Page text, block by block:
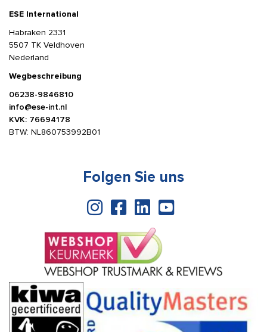
ESE International
Habraken 2331
5507 TK Veldhoven
Nederland
Wegbeschreibung
06238-9846810
info@ese-int.nl
KVK: 76694178
BTW: NL860753992B01
Folgen Sie uns